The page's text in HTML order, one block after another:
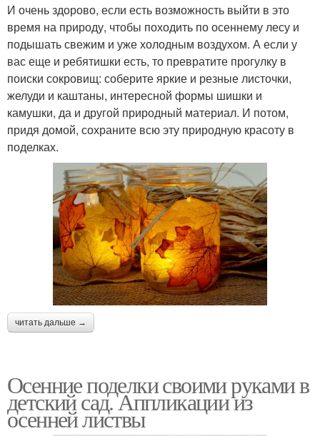
И очень здорово, если есть возможность выйти в это
время на природу, чтобы походить по осеннему лесу и
подышать свежим и уже холодным воздухом. А если у
вас еще и ребятишки есть, то превратите прогулку в
поиски сокровищ: соберите яркие и резные листочки,
желуди и каштаны, интересной формы шишки и
камушки, да и другой природный материал. И потом,
придя домой, сохраните всю эту природную красоту в
поделках.
читать дальше →
Осенние поделки своими руками в
детский сад. Аппликации из
осенней листвы